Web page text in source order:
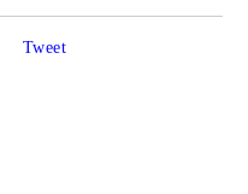
Tweet